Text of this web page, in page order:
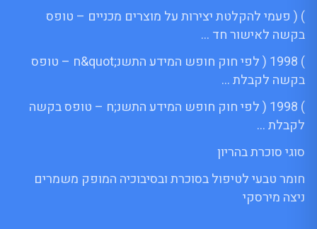
) ( פעמי להקלטת יצירות על מוצרים מכניים – טופס
בקשה לאישור חד …
) 1998 ( לפי חוק חופש המידע התשנ;quot&ח – טופס
בקשה לקבלת …
) 1998 ( לפי חוק חופש המידע התשנ;ח – טופס בקשה
לקבלת …
סוגי סוכרת בהריון
חומר טבעי לטיפול בסוכרת ובסיבוכיה המופק משמרים
ניצה מירסקי